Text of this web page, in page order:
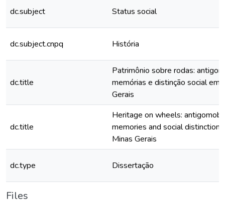
dc.subject Status social
dc.subject.cnpq História
dc.title
Patrimônio sobre rodas:
memórias e distinção social em
Gerais
dc.title
Heritage on wheels:
memories and social distinction
Minas Gerais
dc.type Dissertação
Files